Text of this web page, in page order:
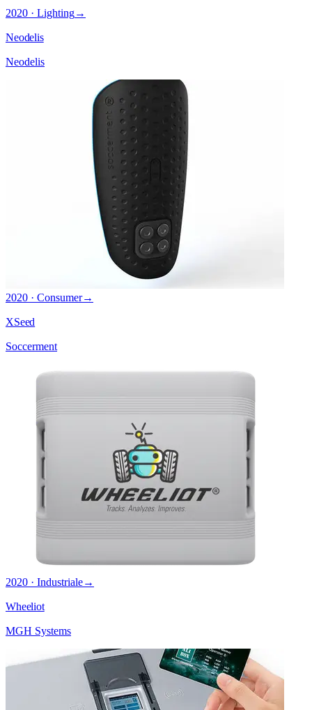
2020 · Lighting→
Neodelis
Neodelis
2020 · Consumer→
XSeed
Soccerment
2020 · Industriale→
Wheeliot
MGH Systems